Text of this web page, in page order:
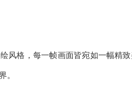
风格，每一帧画面皆宛如一幅精
。